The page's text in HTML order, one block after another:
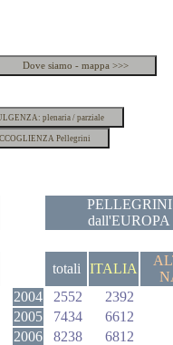
PELLEGRINI
dall'EUROPA
totali ITALIA
2004 2552
2392
2005 7434
6612
2006 8238
6812